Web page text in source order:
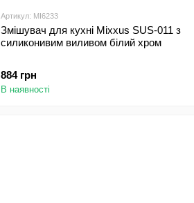
Артикул: MI6233
Змішувач для кухні Mixxus SUS-011 з
силиконивим виливом білий хром
884 грн
В наявності